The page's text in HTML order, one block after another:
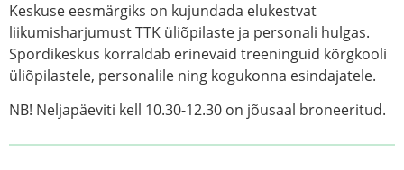
Keskuse eesmärgiks on kujundada elukestvat
liikumisharjumust TTK üliõpilaste ja personali hulgas.
Spordikeskus korraldab erinevaid treeninguid kõrgkooli
üliõpilastele, personalile ning kogukonna esindajatele.
NB! Neljapäeviti kell 10.30-12.30 on jõusaal broneeritud.